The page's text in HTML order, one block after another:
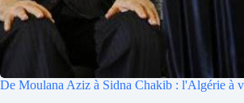
De Moulana Aziz à Sidna Chakib : l'Algérie à